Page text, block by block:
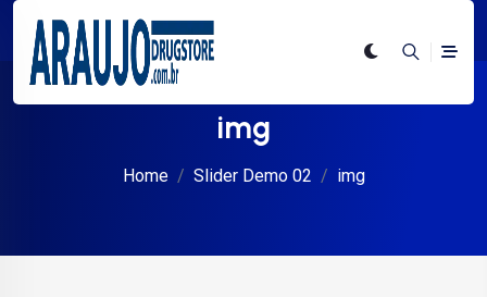
img
Home Slider Demo 02 img